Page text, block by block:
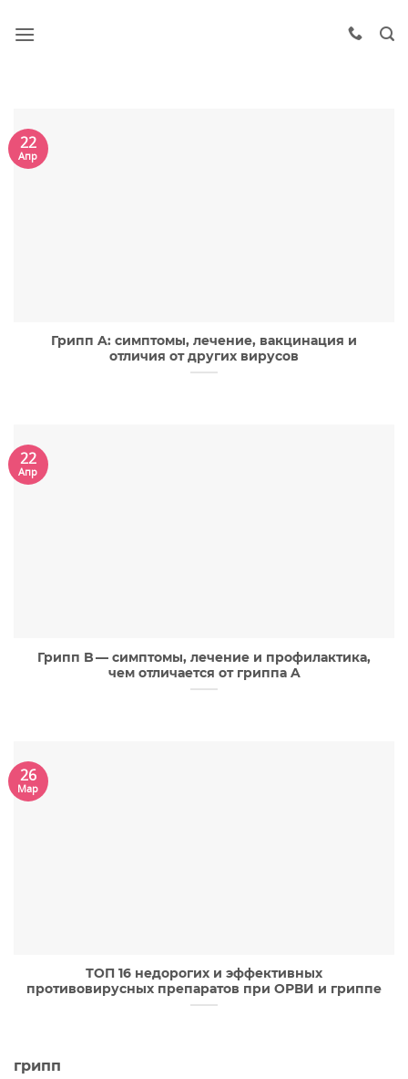
Грипп A: симптомы, лечение, вакцинация и
отличия от других вирусов
22
Апр
Грипп B — симптомы, лечение и профилактика,
чем отличается от гриппа A
22
Апр
ТОП 16 недорогих и эффективных
противовирусных препаратов при ОРВИ и гриппе
26
Мар
грипп